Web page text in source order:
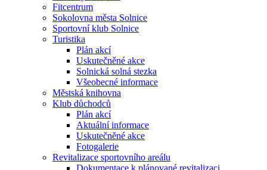
Fitcentrum
Sokolovna města Solnice
Sportovní klub Solnice
Turistika
Plán akcí
Uskutečněné akce
Solnická solná stezka
Všeobecné informace
Městská knihovna
Klub důchodců
Plán akcí
Aktuální informace
Uskutečněné akce
Fotogalerie
Revitalizace sportovního areálu
Dokumentace k plánované revitalizaci